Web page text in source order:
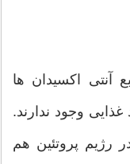
آنتی اکسیدان ها
وجود ندارند.
رژیم پروتئین هم